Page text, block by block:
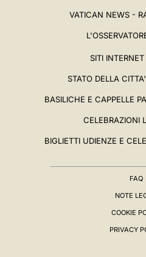
VATICAN NEWS -
SITI
STATO DELLA
BASILICHE E CAPPELLE
CELEBRAZIONI
BIGLIETTI UDIENZE E
FAQ
NOTE
COOKIE
PRIVACY